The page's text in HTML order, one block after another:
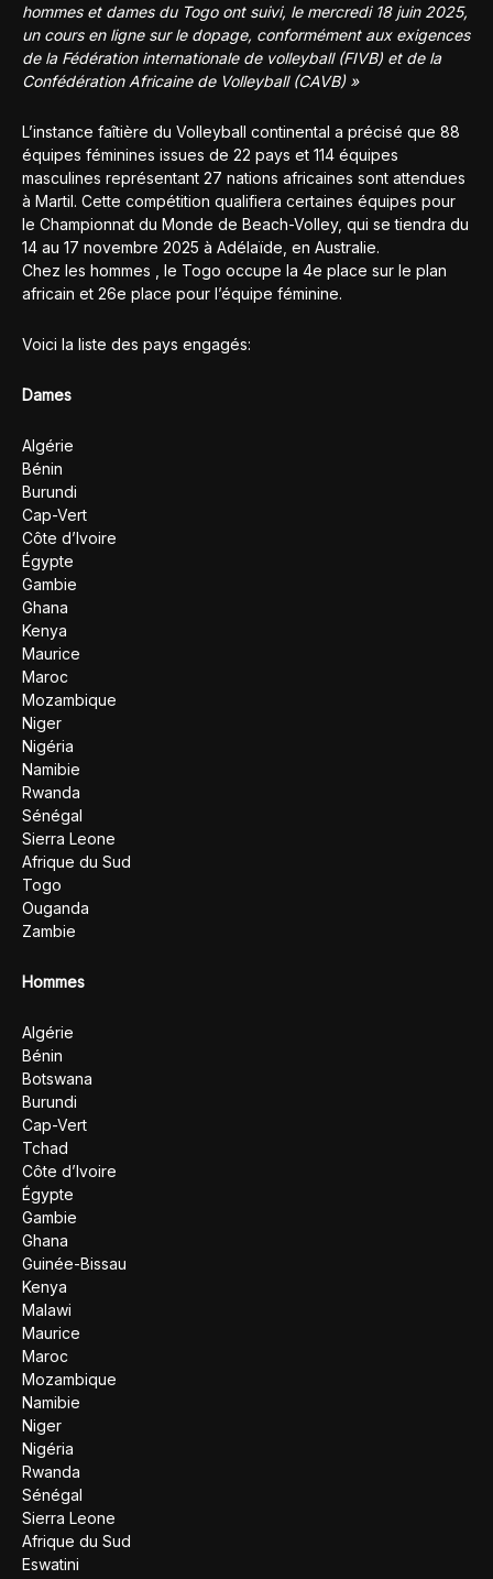
hommes et dames du Togo ont suivi, le mercredi 18 juin 2025,
un cours en ligne sur le dopage, conformément aux exigences
de la Fédération internationale de volleyball (FIVB) et de la
Confédération Africaine de Volleyball (CAVB) »
L’instance faîtière du Volleyball continental a précisé que 88
équipes féminines issues de 22 pays et 114 équipes
masculines représentant 27 nations africaines sont attendues
à Martil. Cette compétition qualifiera certaines équipes pour
le Championnat du Monde de Beach-Volley, qui se tiendra du
14 au 17 novembre 2025 à Adélaïde, en Australie.
Chez les hommes , le Togo occupe la 4e place sur le plan
africain et 26e place pour l’équipe féminine.
Voici la liste des pays engagés:
Dames
Algérie
Bénin
Burundi
Cap-Vert
Côte d’Ivoire
Égypte
Gambie
Ghana
Kenya
Maurice
Maroc
Mozambique
Niger
Nigéria
Namibie
Rwanda
Sénégal
Sierra Leone
Afrique du Sud
Togo
Ouganda
Zambie
Hommes
Algérie
Bénin
Botswana
Burundi
Cap-Vert
Tchad
Côte d’Ivoire
Égypte
Gambie
Ghana
Guinée-Bissau
Kenya
Malawi
Maurice
Maroc
Mozambique
Namibie
Niger
Nigéria
Rwanda
Sénégal
Sierra Leone
Afrique du Sud
Eswatini